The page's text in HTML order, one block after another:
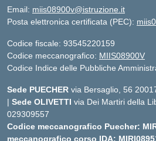
Email: miis08900v@istruzione.it
Posta elettronica certificata (PEC):
Codice fiscale: 93545220159
Codice meccanografico: MIIS08900V
Codice Indice delle Pubbliche
Sede PUECHER via Bersaglio, 56
| Sede OLIVETTI via Dei Martiri della
029309557
Codice meccanografico Puecher:
meccanografico corso IDA: